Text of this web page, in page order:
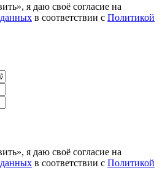
я даю своё согласие на
в соответствии с Политикой
я даю своё согласие на
в соответствии с Политикой